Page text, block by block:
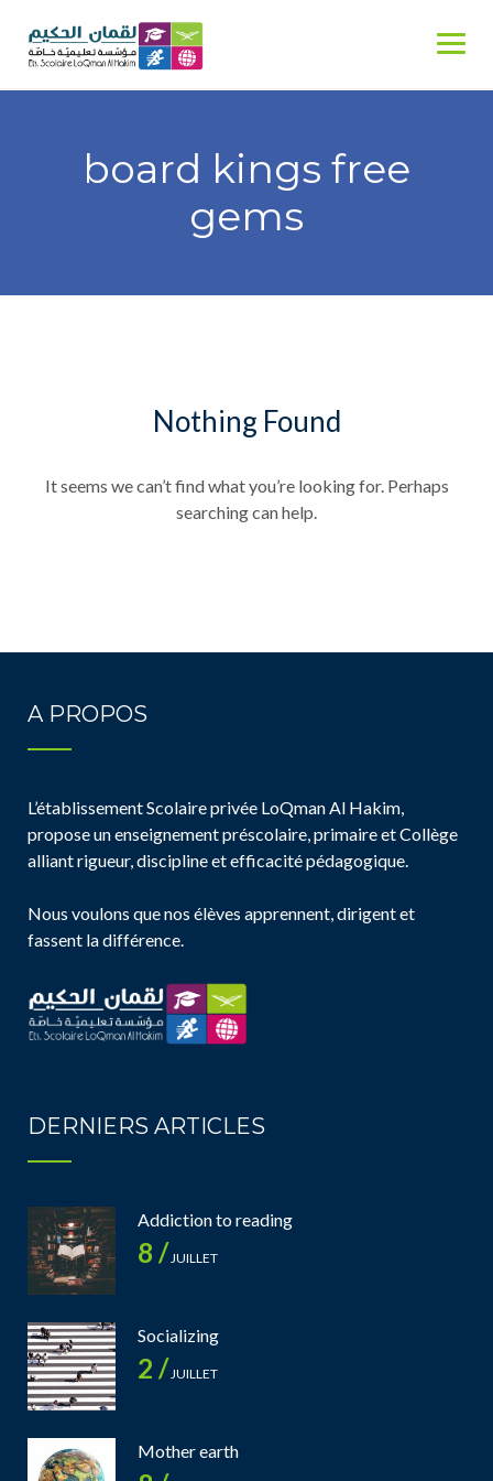
content
board kings free
gems
Nothing Found
It seems we can’t find what you’re looking for. Perhaps
searching can help.
A PROPOS
L’établissement Scolaire privée LoQman Al Hakim,
propose un enseignement préscolaire, primaire et Collège
alliant rigueur, discipline et efficacité pédagogique.
Nous voulons que nos élèves apprennent, dirigent et
fassent la différence.
DERNIERS ARTICLES
Addiction to reading
8 /JUILLET
Socializing
2 /JUILLET
Mother earth